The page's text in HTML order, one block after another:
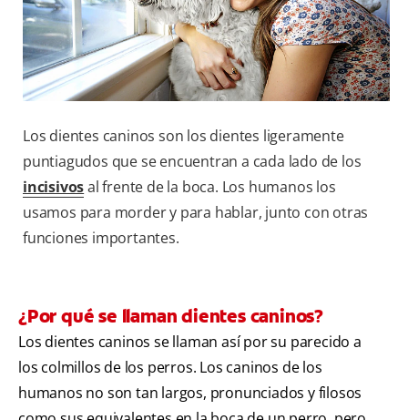
CUPONES
DONDE COMPRAR
Los dientes caninos son los dientes ligeramente
puntiagudos que se encuentran a cada lado de los
incisivosal frente de la boca. Los humanos los
usamos para morder y para hablar, junto con otras
funciones importantes.
¿Por qué se llaman dientes caninos?
Los dientes caninos se llaman así por su parecido a
los colmillos de los perros. Los caninos de los
humanos no son tan largos, pronunciados y filosos